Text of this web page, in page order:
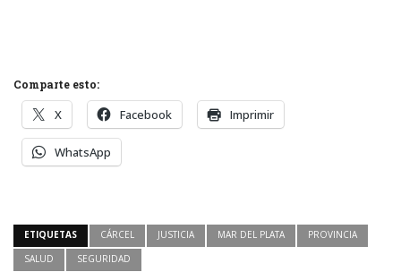
Comparte esto:
X Facebook Imprimir
WhatsApp
ETIQUETAS CÁRCEL JUSTICIA MAR DEL PLATA
PROVINCIA
SALUD
SEGURIDAD